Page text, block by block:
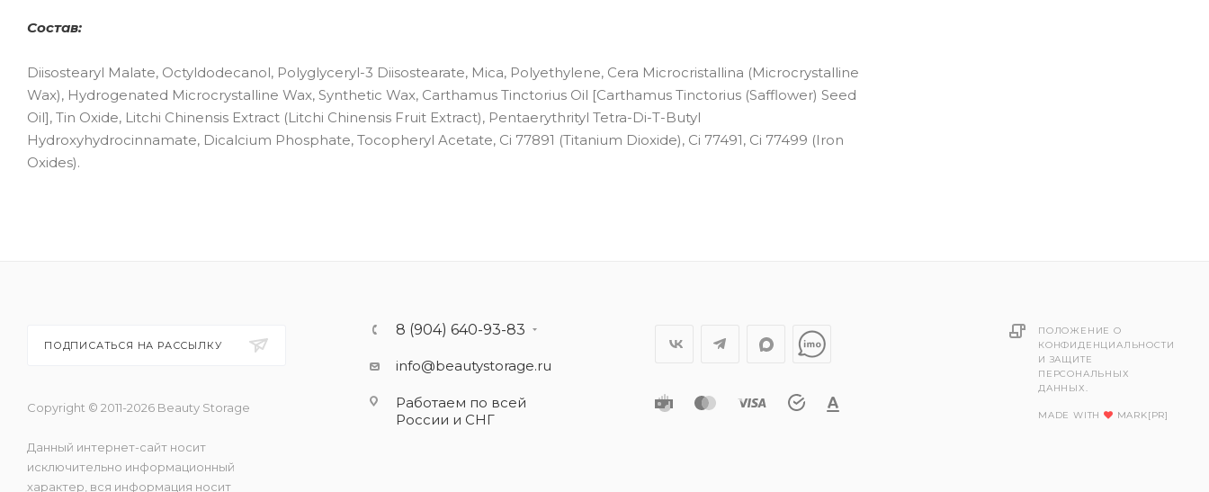
Состав:
Diisostearyl Malate, Octyldodecanol, Polyglyceryl-3 Diisostearate, Mica, Polyethylene, Cera Microcristallina (Microcrystalline
Wax), Hydrogenated Microcrystalline Wax, Synthetic Wax, Carthamus Tinctorius Oil [Carthamus Tinctorius (Safflower) Seed
Oil], Tin Oxide, Litchi Chinensis Extract (Litchi Chinensis Fruit Extract), Pentaerythrityl Tetra-Di-T-Butyl
Hydroxyhydrocinnamate, Dicalcium Phosphate, Tocopheryl Acetate, Ci 77891 (Titanium Dioxide), Ci 77491, Ci 77499 (Iron
Oxides).
ПОДПИСАТЬСЯ НА РАССЫЛКУ
Copyright © 2011-2026 Beauty Storage
Данный интернет-сайт носит
исключительно информационный
характер, вся информация носит
8 (904) 640-93-83
info@beautystorage.ru
Работаем по всей
России и СНГ
ПОЛОЖЕНИЕ О
КОНФИДЕНЦИАЛЬНОСТИ
И ЗАЩИТЕ
ПЕРСОНАЛЬНЫХ
ДАННЫХ.
MADE WITH MARK[PR]